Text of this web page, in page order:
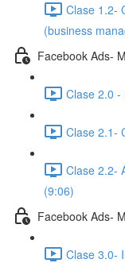
Clase 1.2-
(business
Facebook Ads-
Clase 2.0 -
Clase 2.1-
Clase 2.2-
(9:06)
Facebook Ads-
Clase 3.0-